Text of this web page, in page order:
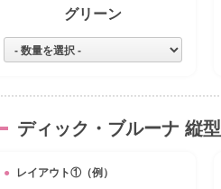
グリーン
ディック・ブルーナ 縦型
レイアウト①（例）